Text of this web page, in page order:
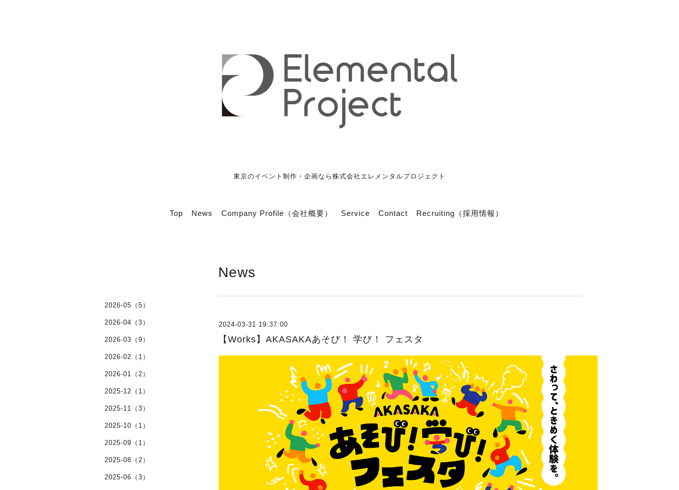
東京のイベント制作・企画なら株式会社エレメンタルプロジェクト
Top News Company Profile（会社概要） Service Contact Recruiting（採用情報）
News
2024-03-31 19:37:00
【Works】AKASAKAあそび！ 学び！ フェスタ
2026-05（5）
2026-04（3）
2026-03（9）
2026-02（1）
2026-01（2）
2025-12（1）
2025-11（3）
2025-10（1）
2025-09（1）
2025-08（2）
2025-06（3）